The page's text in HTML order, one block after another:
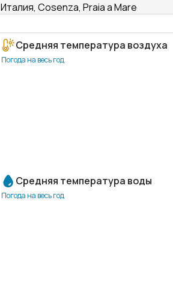
Италия, Cosenza, Praia a Mare
Средняя температура воздуха
Погода на весь год
Средняя температура воды
Погода на весь год